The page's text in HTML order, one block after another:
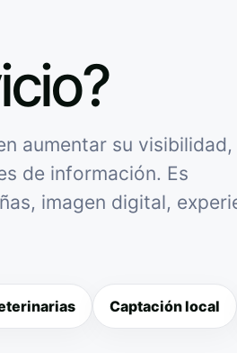
aumentar su visibilidad,
de información. Es
imagen digital,
Captación local